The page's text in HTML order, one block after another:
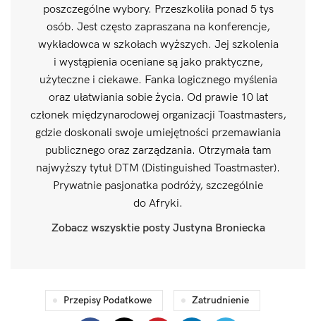
poszczególne wybory. Przeszkoliła ponad 5 tys
osób. Jest często zapraszana na konferencje,
wykładowca w szkołach wyższych. Jej szkolenia
i wystąpienia oceniane są jako praktyczne,
użyteczne i ciekawe. Fanka logicznego myślenia
oraz ułatwiania sobie życia. Od prawie 10 lat
członek międzynarodowej organizacji Toastmasters,
gdzie doskonali swoje umiejętności przemawiania
publicznego oraz zarządzania. Otrzymała tam
najwyższy tytuł DTM (Distinguished Toastmaster).
Prywatnie pasjonatka podróży, szczególnie
do Afryki.
Zobacz wszysktie posty Justyna Broniecka
Przepisy Podatkowe Zatrudnienie